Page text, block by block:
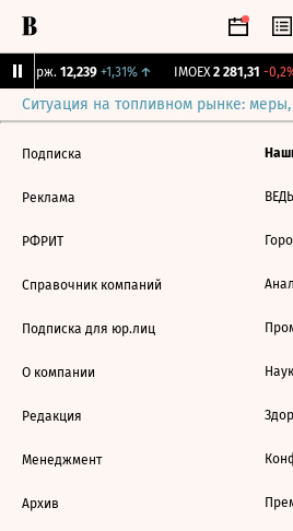
Бирж. 12,239 +1,31%↑ IMOEX 2 281,31 -0,2%
Ситуация на топливном рынке: меры,
Подписка
Реклама
РФРИТ
Справочник компаний
Подписка для юр.лиц
О компании
Редакция
Менеджмент
Архив
ВЕДЫ